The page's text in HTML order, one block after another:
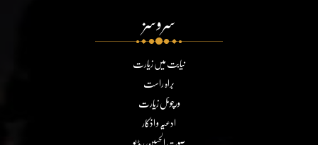
سروسز
نیابت میں زیارت
براہ راست
ورچوئل زیارت
ادعیہ و اذکار